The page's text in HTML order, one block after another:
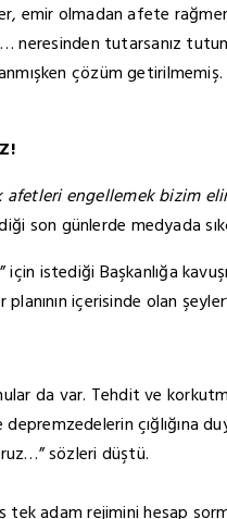
emir olmadan afete
neresinden tutarsanız
çözüm
afetleri engellemek bizim
son günlerde medyada
istediği Başkanlığa
içerisinde olan
da var. Tehdit ve
çığlığına
sözleri düştü.